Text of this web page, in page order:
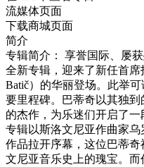
流媒体页面
下载商城页面
简介
专辑简介： 享誉国际、屡
全新专辑，迎来了新任首席
Batič）的华丽登场。此举
要里程碑。巴蒂奇以其独
的杰作，为乐迷们开启了一
专辑以斯洛文尼亚作曲家乌
作品拉开序幕，这位巴蒂
文尼亚音乐史上的瑰宝。而